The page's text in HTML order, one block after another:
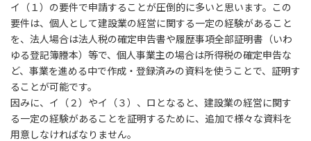
イ（１）の要件で申請することが圧倒的に多いと思います。この
要件は、個人として建設業の経営に関する一定の経験があること
を、法人場合は法人税の確定申告書や履歴事項全部証明書（いわ
ゆる登記簿謄本）等で、個人事業主の場合は所得税の確定申告な
ど、事業を進める中で作成・登録済みの資料を使うことで、証明す
ることが可能です。
因みに、イ（２）やイ（３）、ロとなると、建設業の経営に関す
る一定の経験があることを証明するために、追加で様々な資料を
用意しなければなりません。